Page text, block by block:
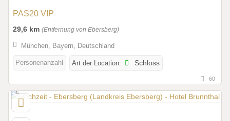
PAS20 VIP
29,6 km (Entfernung von Ebersberg)
München, Bayern, Deutschland
Personenanzahl Art der Location: Schloss
60